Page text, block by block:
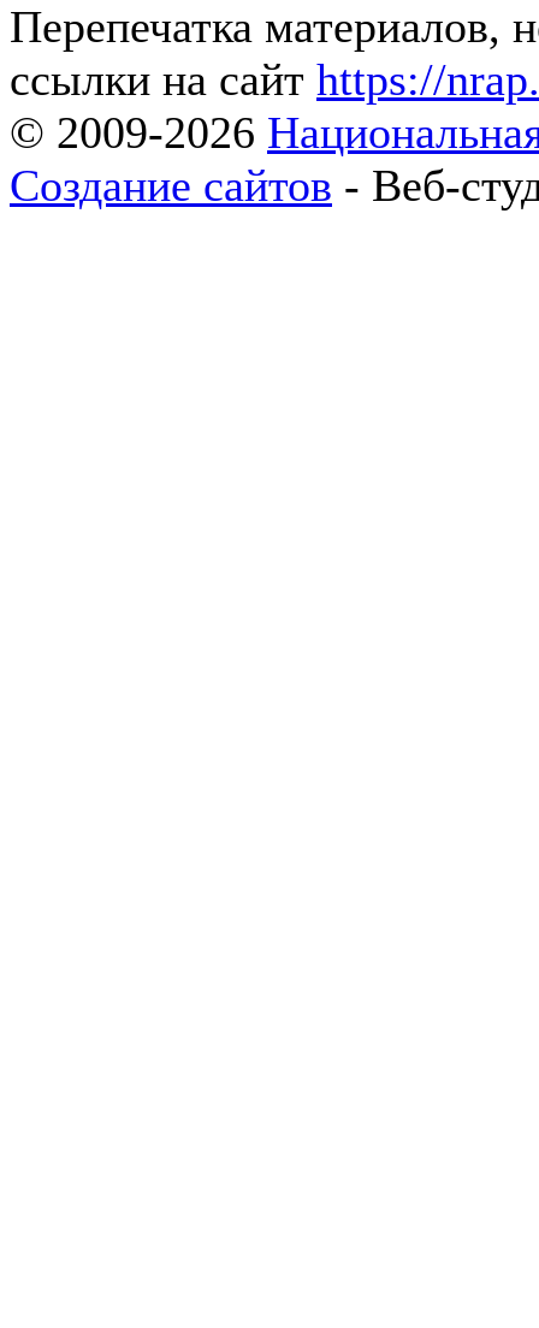
Перепечатка материалов,
ссылки на сайт https://
© 2009-2026
Создание сайтов - Веб-